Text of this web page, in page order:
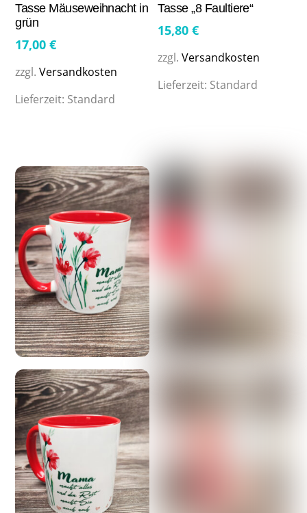
Tasse Mäuseweihnacht in
grün
17,00€
zzgl.Versandkosten
Lieferzeit: Standard
Tasse „8 Faultiere“
15,80€
zzgl.Versandkosten
Lieferzeit: Standard